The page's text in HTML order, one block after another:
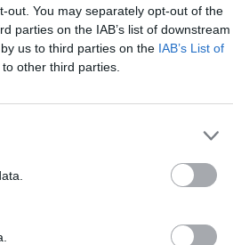
out. You may separately opt-out of the
parties on the IAB’s list of downstream
us to third parties on the IAB’s List of
other third parties.